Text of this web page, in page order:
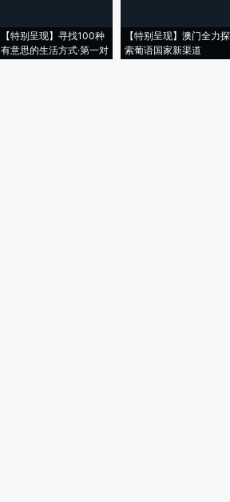
【特别呈现】寻找100种
有意思的生活方式·第一对
【特别呈现】澳门全力探
索葡语国家新渠道